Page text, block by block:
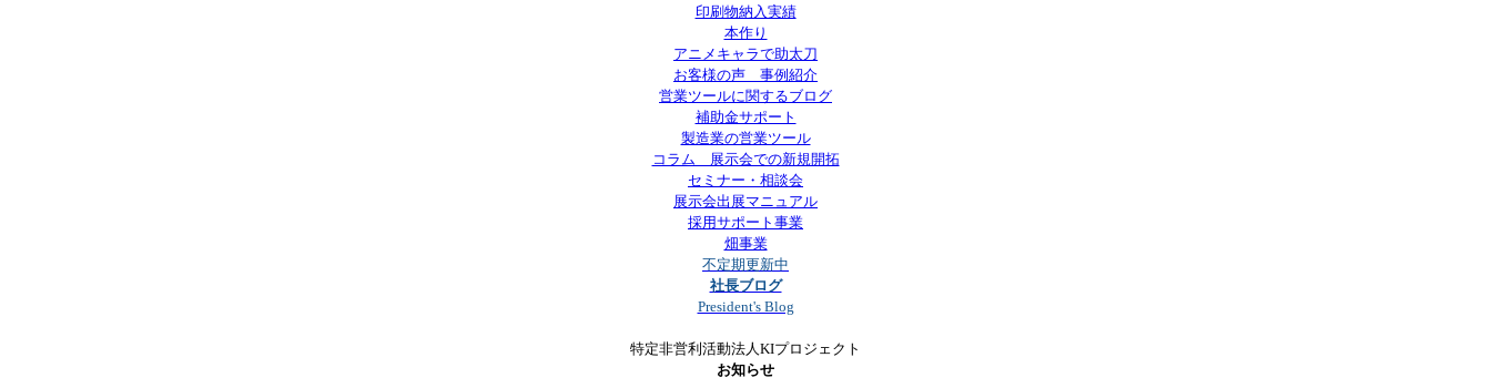
印刷物納入実績
本作り
アニメキャラで助太刀
お客様の声 事例紹介
営業ツールに関するブログ
補助金サポート
製造業の営業ツール
コラム 展示会での新規開拓
セミナー・相談会
展示会出展マニュアル
採用サポート事業
畑事業
不定期更新中
社長ブログ
President's Blog
特定非営利活動法人KIプロジェクト
お知らせ